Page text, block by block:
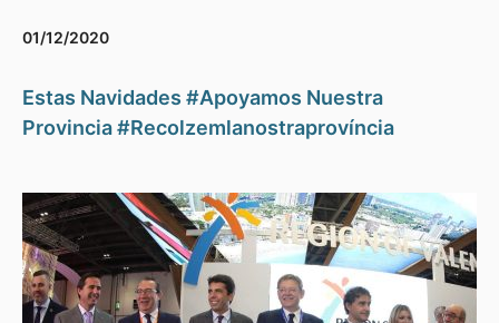
01/12/2020
Estas Navidades #Apoyamos Nuestra
Provincia #Recolzemlanostraprovíncia